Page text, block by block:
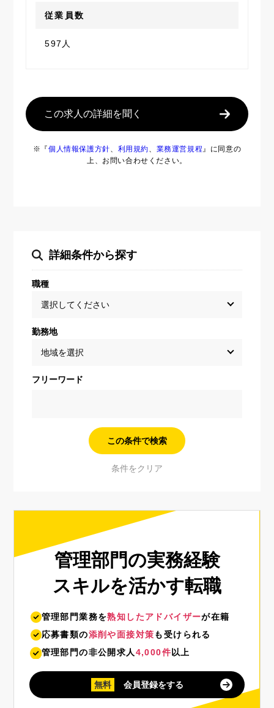
従業員数
597人
この求人の詳細を聞く
※『個人情報保護方針、 利用規約、 業務運営規程』に同意の
上、お問い合わせください。
詳細条件から探す
職種
勤務地
フリーワード
管理部門の実務経験
スキルを活かす転職
管理部門業務を熟知したアドバイザーが在籍
応募書類の添削や面接対策も受けられる
管理部門の非公開求人4,000件以上
無料 会員登録をする